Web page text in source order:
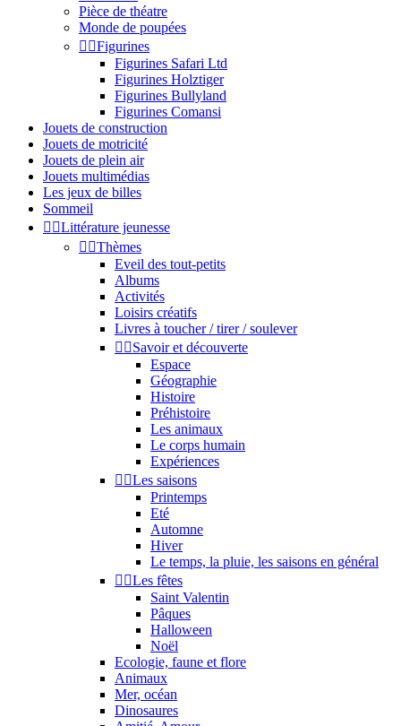
Pièce de théatre
Monde de poupées
 Figurines
Figurines Safari Ltd
Figurines Holztiger
Figurines Bullyland
Figurines Comansi
Jouets de construction
Jouets de motricité
Jouets de plein air
Jouets multimédias
Les jeux de billes
Sommeil
 Littérature jeunesse
 Thèmes
Eveil des tout-petits
Albums
Activités
Loisirs créatifs
Livres à toucher / tirer / soulever
 Savoir et découverte
Espace
Géographie
Histoire
Préhistoire
Les animaux
Le corps humain
Expériences
 Les saisons
Printemps
Eté
Automne
Hiver
Le temps, la pluie, les saisons en général
 Les fêtes
Saint Valentin
Pâques
Halloween
Noël
Ecologie, faune et flore
Animaux
Mer, océan
Dinosaures